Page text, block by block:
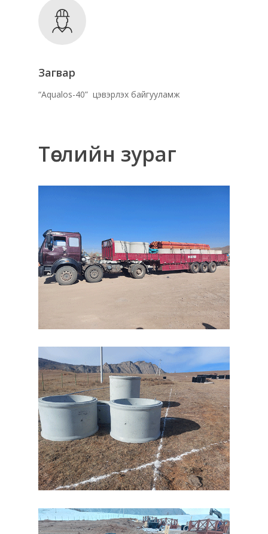
Загвар
“Аqualos-40” цэвэрлэх байгууламж
Төслийн зураг